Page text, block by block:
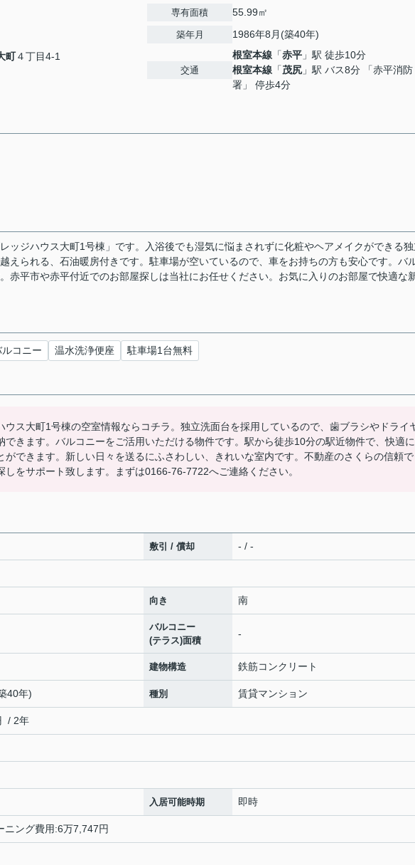
町４丁目4-1
専有面積 55.99㎡
築年月 1986年8月(築40年)
交通
根室本線 「赤平 」駅 徒歩10分
根室本線 「茂尻 」駅 バス8分 「赤平消防
署」 停歩4分
ッジハウス大町1号棟」です。入浴後でも湿気に悩まされずに化粧やヘアメイクができる
えられる、石油暖房付きです。駐車場が空いているので、車をお持ちの方も安心です。バ
赤平市や赤平付近でのお部屋探しは当社にお任せください。お気に入りのお部屋で快適な
ルコニー 温水洗浄便座 駐車場1台無料
ウス大町1号棟の空室情報ならコチラ。独立洗面台を採用しているので、歯ブラシやドライ
できます。バルコニーをご活用いただける物件です。駅から徒歩10分の駅近物件で、快適に
ができます。新しい日々を送るにふさわしい、きれいな室内です。不動産のさくらの信頼
しをサポート致します。まずは0166-76-7722へご連絡ください。
敷引 / 償却 - / -
向き 南
バルコニー
(テラス)面積
-
建物構造 鉄筋コンクリート
40年) 種別 賃貸マンション
/ 2年
入居可能時期 即時
ニング費用:6万7,747円